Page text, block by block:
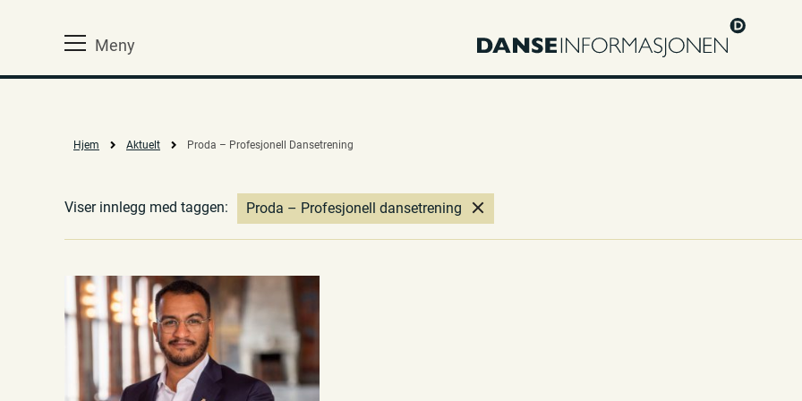
Meny
Hjem Aktuelt Proda – Profesjonell Dansetrening
Viser innlegg med taggen: Proda – Profesjonell dansetrening